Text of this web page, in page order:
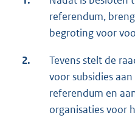
referendum,
begroting voor
2.
Tevens stelt de
voor subsidies
referendum en
organisaties voor